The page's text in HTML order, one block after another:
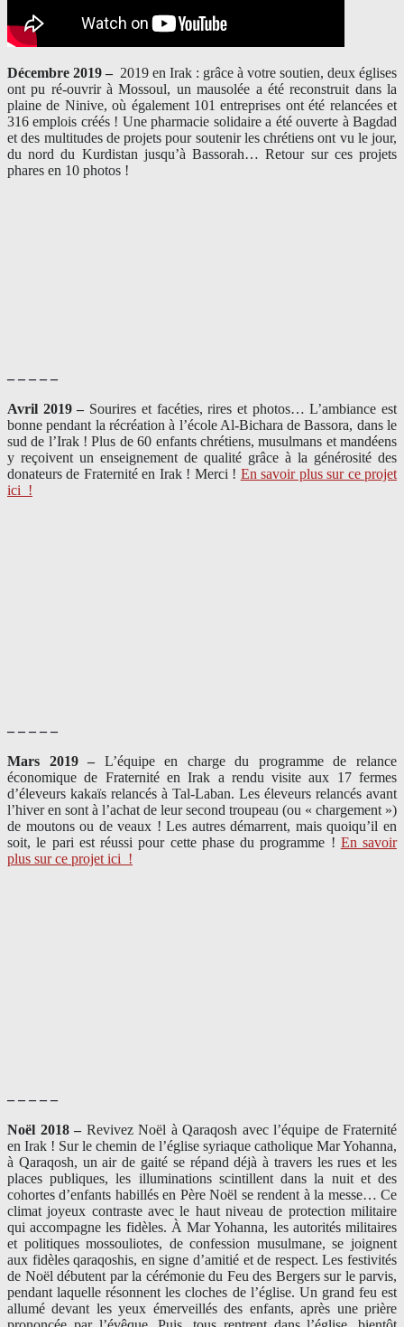
Décembre 2019 – 2019 en Irak : grâce à votre soutien, deux églises
ont pu ré-ouvrir à Mossoul, un mausolée a été reconstruit dans la
plaine de Ninive, où également 101 entreprises ont été relancées et
316 emplois créés ! Une pharmacie solidaire a été ouverte à Bagdad
et des multitudes de projets pour soutenir les chrétiens ont vu le jour,
du nord du Kurdistan jusqu’à Bassorah… Retour sur ces projets
phares en 10 photos !
– – – – –
Avril 2019 – Sourires et facéties, rires et photos… L’ambiance est
bonne pendant la récréation à l’école Al-Bichara de Bassora, dans le
sud de l’Irak ! Plus de 60 enfants chrétiens, musulmans et mandéens
y reçoivent un enseignement de qualité grâce à la générosité des
donateurs de Fraternité en Irak ! Merci ! En savoir plus sur ce projet
ici !
– – – – –
Mars 2019 – L’équipe en charge du programme de relance
économique de Fraternité en Irak a rendu visite aux 17 fermes
d’éleveurs kakaïs relancés à Tal-Laban. Les éleveurs relancés avant
l’hiver en sont à l’achat de leur second troupeau (ou « chargement »)
de moutons ou de veaux ! Les autres démarrent, mais quoiqu’il en
soit, le pari est réussi pour cette phase du programme ! En savoir
plus sur ce projet ici !
– – – – –
Noël 2018 – Revivez Noël à Qaraqosh avec l’équipe de Fraternité
en Irak ! Sur le chemin de l’église syriaque catholique Mar Yohanna,
à Qaraqosh, un air de gaité se répand déjà à travers les rues et les
places publiques, les illuminations scintillent dans la nuit et des
cohortes d’enfants habillés en Père Noël se rendent à la messe… Ce
climat joyeux contraste avec le haut niveau de protection militaire
qui accompagne les fidèles. À Mar Yohanna, les autorités militaires
et politiques mossouliotes, de confession musulmane, se joignent
aux fidèles qaraqoshis, en signe d’amitié et de respect. Les festivités
de Noël débutent par la cérémonie du Feu des Bergers sur le parvis,
pendant laquelle résonnent les cloches de l’église. Un grand feu est
allumé devant les yeux émerveillés des enfants, après une prière